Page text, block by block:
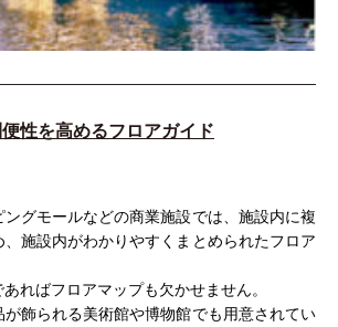
性を高めるフロアガイド
グモールなどの商業施設では、施設内に複
施設内がわかりやすくまとめられたフロア
ればフロアマップも欠かせません。
が飾られる美術館や博物館でも用意されてい